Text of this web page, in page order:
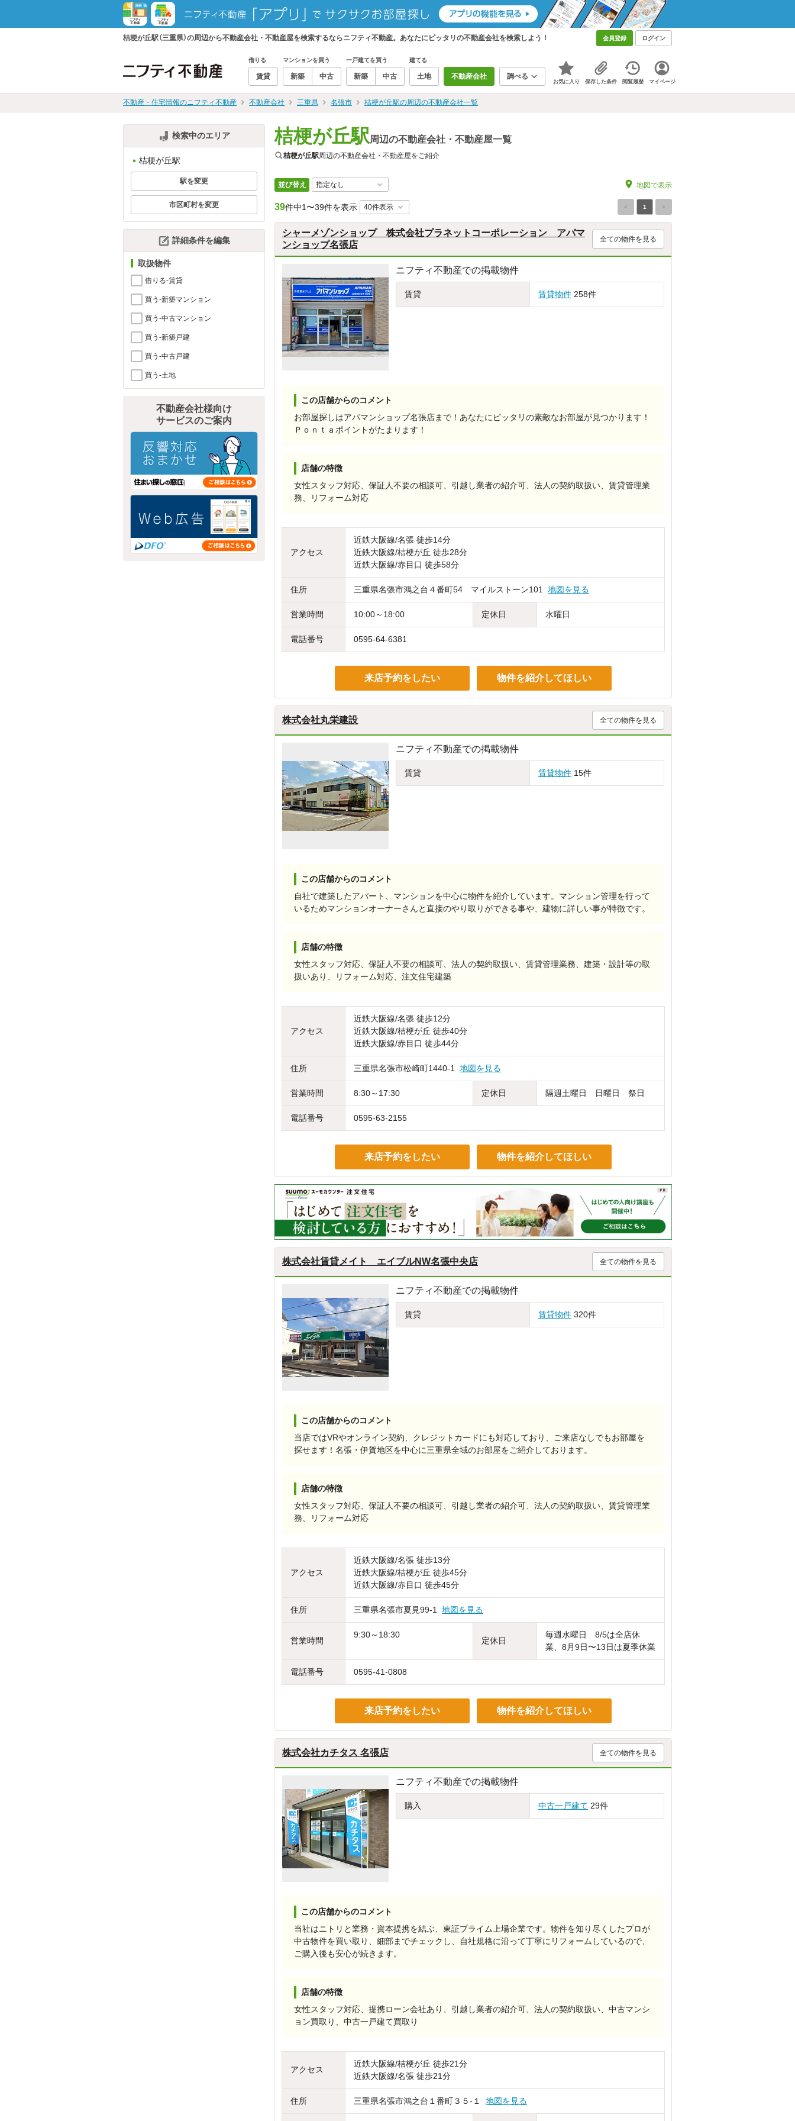
桔梗が丘駅（三重県）の周辺から不動産会社・不動産屋を検索するならニフティ不動産。あなたにピッタリの不動産会社を検索しよう！ 会員登録 ログイン
借りる
賃貸
マンションを買う
新築 中古
一戸建てを買う
新築 中古
建てる
土地 不動産会社 調べる
お気に入り 保存した条件 閲覧履歴 マイページ
不動産・住宅情報のニフティ不動産 不動産会社 三重県 名張市 桔梗が丘駅の周辺の不動産会社一覧
検索中のエリア
桔梗が丘駅
駅を変更
市区町村を変更
詳細条件を編集
取扱物件
借りる-賃貸
買う-新築マンション
買う-中古マンション
買う-新築戸建
買う-中古戸建
買う-土地
不動産会社様向け
サービスのご案内
桔梗が丘駅周辺の不動産会社・不動産屋一覧
桔梗が丘駅周辺の不動産会社・不動産屋をご紹介
並び替え 地図で表示
39件中1〜39件を表示 < 1 >
シャーメゾンショップ 株式会社プラネットコーポレーション アパマ
ンショップ名張店
全ての物件を見る
ニフティ不動産での掲載物件
賃貸 賃貸物件 258件
この店舗からのコメント
お部屋探しはアパマンショップ名張店まで！あなたにピッタリの素敵なお部屋が見つかります！
Ｐｏｎｔａポイントがたまります！
店舗の特徴
女性スタッフ対応、保証人不要の相談可、引越し業者の紹介可、法人の契約取扱い、賃貸管理業
務、リフォーム対応
アクセス
近鉄大阪線/名張 徒歩14分
近鉄大阪線/桔梗が丘 徒歩28分
近鉄大阪線/赤目口 徒歩58分
住所 三重県名張市鴻之台４番町54 マイルストーン101 地図を見る
営業時間 10:00～18:00 定休日 水曜日
電話番号 0595-64-6381
来店予約をしたい 物件を紹介してほしい
株式会社丸栄建設 全ての物件を見る
ニフティ不動産での掲載物件
賃貸 賃貸物件 15件
この店舗からのコメント
自社で建築したアパート、マンションを中心に物件を紹介しています。マンション管理を行って
いるためマンションオーナーさんと直接のやり取りができる事や、建物に詳しい事が特徴です。
店舗の特徴
女性スタッフ対応、保証人不要の相談可、法人の契約取扱い、賃貸管理業務、建築・設計等の取
扱いあり、リフォーム対応、注文住宅建築
アクセス
近鉄大阪線/名張 徒歩12分
近鉄大阪線/桔梗が丘 徒歩40分
近鉄大阪線/赤目口 徒歩44分
住所 三重県名張市松崎町1440-1 地図を見る
営業時間 8:30～17:30 定休日 隔週土曜日 日曜日 祭日
電話番号 0595-63-2155
来店予約をしたい 物件を紹介してほしい
株式会社賃貸メイト エイブルNW名張中央店 全ての物件を見る
ニフティ不動産での掲載物件
賃貸 賃貸物件 320件
この店舗からのコメント
当店ではVRやオンライン契約、クレジットカードにも対応しており、ご来店なしでもお部屋を
探せます！名張・伊賀地区を中心に三重県全域のお部屋をご紹介しております。
店舗の特徴
女性スタッフ対応、保証人不要の相談可、引越し業者の紹介可、法人の契約取扱い、賃貸管理業
務、リフォーム対応
アクセス
近鉄大阪線/名張 徒歩13分
近鉄大阪線/桔梗が丘 徒歩45分
近鉄大阪線/赤目口 徒歩45分
住所 三重県名張市夏見99-1 地図を見る
営業時間
9:30～18:30
定休日
毎週水曜日 8/5は全店休
業、8月9日〜13日は夏季休業
電話番号 0595-41-0808
来店予約をしたい 物件を紹介してほしい
株式会社カチタス 名張店 全ての物件を見る
ニフティ不動産での掲載物件
購入 中古一戸建て 29件
この店舗からのコメント
当社はニトリと業務・資本提携を結ぶ、東証プライム上場企業です。物件を知り尽くしたプロが
中古物件を買い取り、細部までチェックし、自社規格に沿って丁寧にリフォームしているので、
ご購入後も安心が続きます。
店舗の特徴
女性スタッフ対応、提携ローン会社あり、引越し業者の紹介可、法人の契約取扱い、中古マンシ
ョン買取り、中古一戸建て買取り
アクセス
近鉄大阪線/桔梗が丘 徒歩21分
近鉄大阪線/名張 徒歩21分
住所 三重県名張市鴻之台１番町３５‐１ 地図を見る